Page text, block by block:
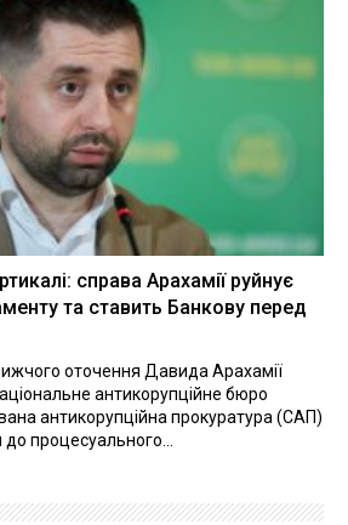
справа Арахамії руйнує
та ставить Банкову перед
оточення Давида Арахамії
антикорупційне бюро
антикорупційна прокуратура (САП)
процесуального...